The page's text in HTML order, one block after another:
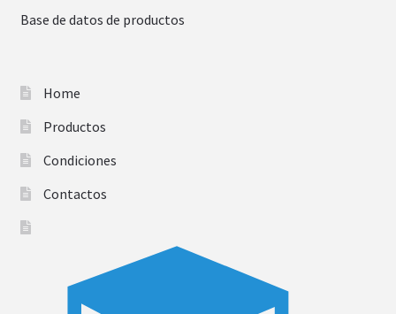
Base de datos de productos
Home
Productos
Condiciones
Contactos